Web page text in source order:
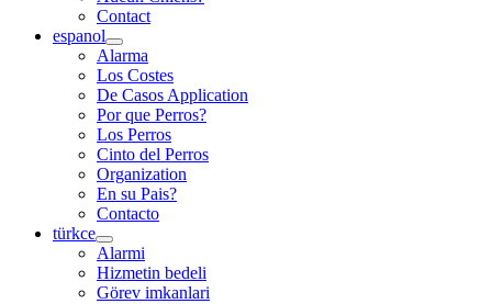
Contact
espanol
Alarma
Los Costes
De Casos Application
Por que Perros?
Los Perros
Cinto del Perros
Organization
En su Pais?
Contacto
türkce
Alarmi
Hizmetin bedeli
Görev imkanlari